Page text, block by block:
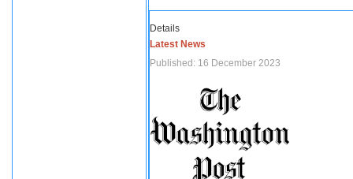
Details
Latest News
Published: 16 December 2023